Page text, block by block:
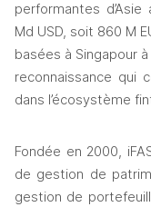
performantes
Md USD, soit 860 M
basées à Singapour
reconnaissance qui
dans l’écosystème
Fondée en 2000,
de gestion de
gestion de